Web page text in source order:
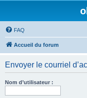
FAQ
Accueil du forum
Envoyer le courriel
Nom d’utilisateur :